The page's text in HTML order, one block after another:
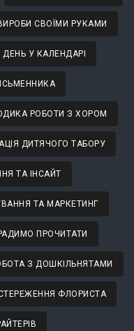
СВОЇМИ РУКАМИ
ДЕНЬ У КАЛЕНДАРІ
РОБОТИ З ХОРОМ
ДИТЯЧОГО ТАБОРУ
ТА ІНСАЙТ
ТА МАРКЕТИНГ
ПРОЧИТАТИ
З ДОШКІЛЬНЯТАМИ
ФЛОРИСТА